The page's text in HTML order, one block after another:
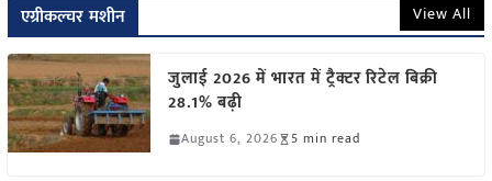
एग्रीकल्चर मशीन View All
जुलाई 2026 में भारत में ट्रैक्टर रिटेल बिक्री
28.1% बढ़ी
August 6, 2026 5 min read